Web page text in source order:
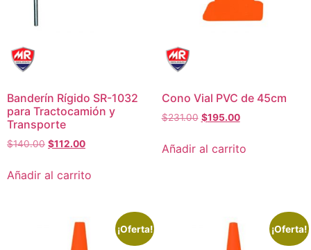
Banderín Rígido SR-1032
para Tractocamión y
Transporte
$140.00 $112.00
Añadir al carrito
Cono Vial PVC de 45cm
$231.00 $195.00
Añadir al carrito
¡Oferta! ¡Oferta!